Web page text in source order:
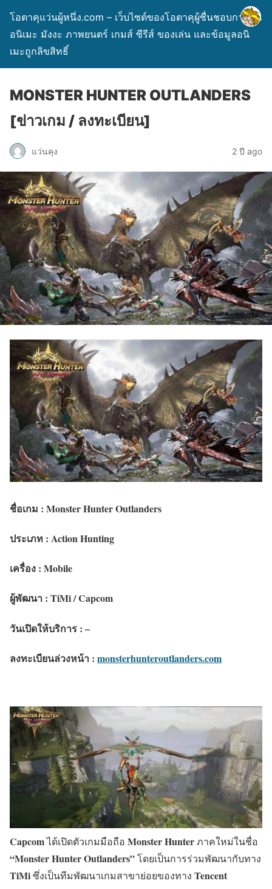
โอตาคุแว่นผู้หนึ่ง.com – เว็บไซต์ของโอตาคุผู้ชื่นชอบการ์ตูน
อนิเมะ มังงะ ภาพยนตร์ เกมส์ ซีรีส์ ของเล่น และข้อมูลอนิ
เมะถูกลิขสิทธิ์
MONSTER HUNTER OUTLANDERS
[ข่าวเกม / ลงทะเบียน]
แว่นคุง 2 ปี ago
ชื่อเกม : Monster Hunter Outlanders
ประเภท : Action Hunting
เครื่อง : Mobile
ผู้พัฒนา : TiMi / Capcom
วันเปิดให้บริการ : –
ลงทะเบียนล่วงหน้า : monsterhunteroutlanders.com
Capcomได้เปิดตัวเกมมือถือ Monster Hunterภาคใหม่ในชื่อ
“Monster Hunter Outlanders”โดยเป็นการร่วมพัฒนากับทาง
TiMiซึ่งเป็นทีมพัฒนาเกมสาขาย่อยของทาง Tencent